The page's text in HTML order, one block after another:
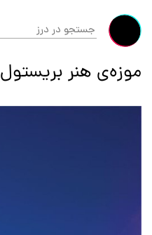
موزه‌ی هنر بریستول